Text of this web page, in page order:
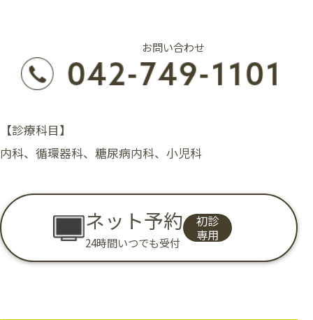
お問い合わせ
【診療科目】
内科、循環器科、糖尿病内科、小児科
ネット予約
24時間いつでも受付
初診
専用